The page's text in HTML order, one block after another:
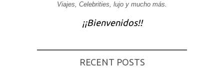
Viajes, Celebrities, lujo y mucho más.
¡¡Bienvenidos!!
RECENT POSTS
visita. Si